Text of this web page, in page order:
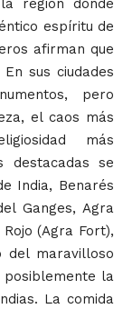
región dónde
espíritu de
afirman que
sus ciudades
pero
el caos más
más
destacadas se
India, Benarés
Ganges, Agra
(Agra Fort),
del maravilloso
posiblemente la
La comida